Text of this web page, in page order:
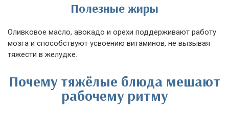
Полезные жиры
Оливковое масло, авокадо и орехи поддерживают работу
мозга и способствуют усвоению витаминов, не вызывая
тяжести в желудке.
Почему тяжёлые блюда мешают
рабочему ритму